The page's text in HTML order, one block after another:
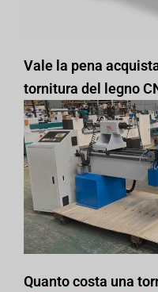
Vale la pena
tornitura del legno
Quanto costa una